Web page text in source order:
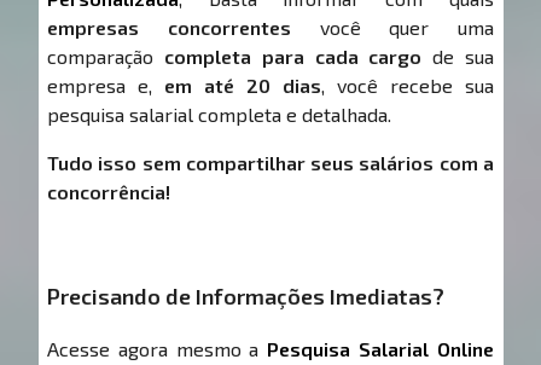
empresas concorrentes você quer uma
comparação completa para cada cargo de sua
empresa e, em até 20 dias, você recebe sua
pesquisa salarial completa e detalhada.
Tudo isso sem compartilhar seus salários com a
concorrência!
Precisando de Informações Imediatas?
Acesse agora mesmo a Pesquisa Salarial Online